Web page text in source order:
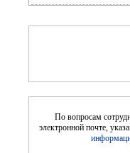
По вопросам
электронной почте,